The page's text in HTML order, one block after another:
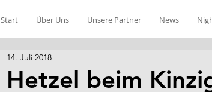
Start Über Uns Unsere Partner News
Hetzel beim
14. Juli 2018